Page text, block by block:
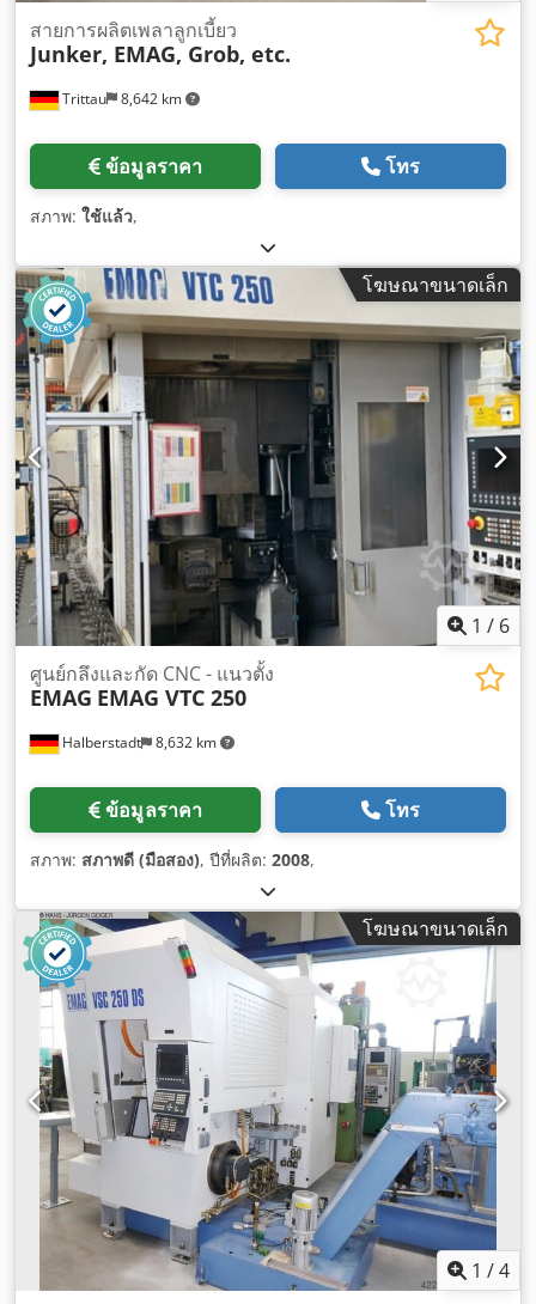
Trittau 8,642 km
สายการผลิตเพลาลูกเบี้ยว
Junker, EMAG, Grob, etc.
ข้อมูลราคา โทร
สภาพ: ใช้แล้ว,
โฆษณาขนาดเล็ก
1 / 6
Halberstadt 8,632 km
ศูนย์กลึงและกัด CNC - แนวตั้ง
EMAG EMAG VTC 250
ข้อมูลราคา โทร
สภาพ: สภาพดี (มือสอง), ปีที่ผลิต: 2008,
โฆษณาขนาดเล็ก
1 /4